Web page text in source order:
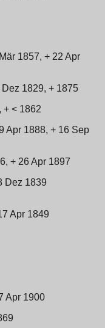
1857, + 22 Apr
Dez 1829, + 1875
+ < 1862
Apr 1888, + 16 Sep
+ 26 Apr 1897
Dez 1839
Apr 1849
Apr 1900